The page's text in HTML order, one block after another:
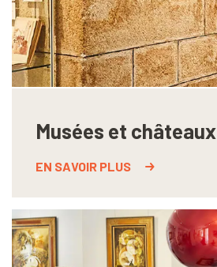
Musées et châteaux
EN SAVOIR PLUS